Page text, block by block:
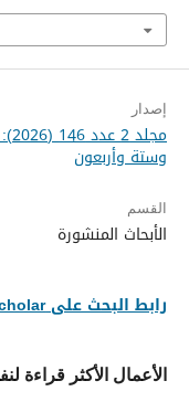
إصدار
وستة وأربعون
القسم
الأبحاث المنشورة
رابط البحث على google scholar
الأعمال الأكثر قراءة